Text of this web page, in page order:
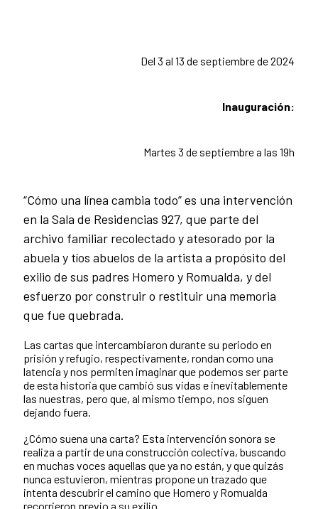
Del 3 al 13 de septiembre de 2024
Inauguración:
Martes 3 de septiembre a las 19h
“Cómo una línea cambia todo” es una intervención
en la Sala de Residencias 927, que parte del
archivo familiar recolectado y atesorado por la
abuela y tíos abuelos de la artista a propósito del
exilio de sus padres Homero y Romualda, y del
esfuerzo por construir o restituir una memoria
que fue quebrada.
Las cartas que intercambiaron durante su periodo en
prisión y refugio, respectivamente, rondan como una
latencia y nos permiten imaginar que podemos ser parte
de esta historia que cambió sus vidas e inevitablemente
las nuestras, pero que, al mismo tiempo, nos siguen
dejando fuera.
¿Cómo suena una carta? Esta intervención sonora se
realiza a partir de una construcción colectiva, buscando
en muchas voces aquellas que ya no están, y que quizás
nunca estuvieron, mientras propone un trazado que
intenta descubrir el camino que Homero y Romualda
recorrieron previo a su exilio.